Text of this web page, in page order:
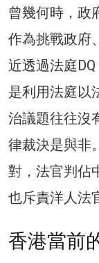
曾幾何時，政
作為挑戰政府
近透過法庭
是利用法庭以
治議題往往沒
律裁決是與非
對，法官判佔
也斥責洋人法
香港當前